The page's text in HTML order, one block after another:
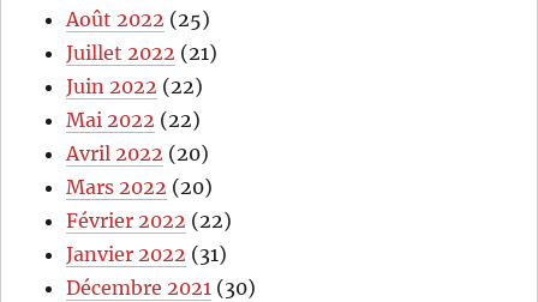
Août 2022 (25)
Juillet 2022 (21)
Juin 2022 (22)
Mai 2022 (22)
Avril 2022 (20)
Mars 2022 (20)
Février 2022 (22)
Janvier 2022 (31)
Décembre 2021 (30)